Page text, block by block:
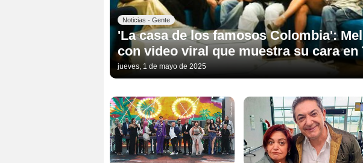
Noticias - Gente
'La casa de los famosos Colombia':
con video viral que muestra su cara en
jueves, 1 de mayo de 2025